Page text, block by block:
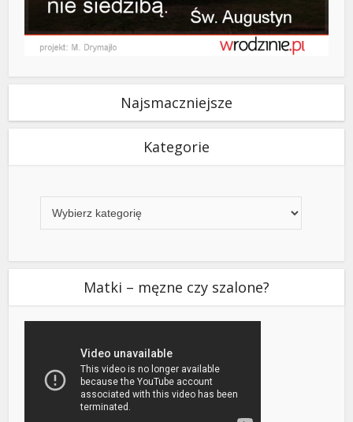
Najsmaczniejsze
Kategorie
Matki – męzne czy szalone?